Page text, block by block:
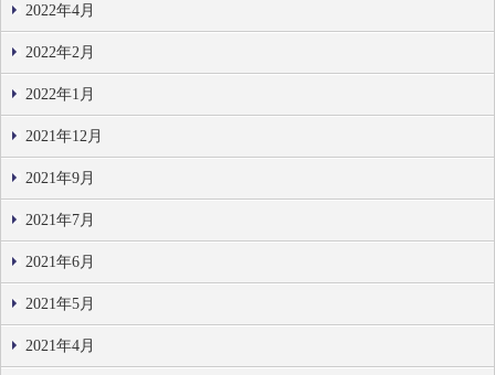
2022年4月
2022年2月
2022年1月
2021年12月
2021年9月
2021年7月
2021年6月
2021年5月
2021年4月